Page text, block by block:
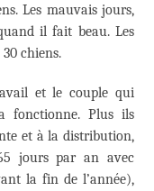
Les mauvais jours,
il fait beau. Les
chiens.
et le couple qui
fonctionne. Plus ils
et à la distribution,
jours par an avec
la fin de l’année),